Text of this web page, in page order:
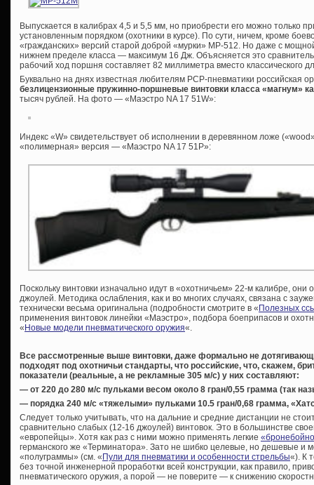
Выпускается в калибрах 4,5 и 5,5 мм, но приобрести его можно только
установленным порядком (охотники в курсе). По сути, ничем, кроме
«гражданских» версий старой доброй «мурки» МР-512. Но даже с
нижнем пределе класса — максимум 16 Дж. Объясняется это
рабочий ход поршня составляет 82 миллиметра вместо классического
Буквально на днях известная любителям PCP-пневматики российская
безлицензионные пружинно-поршневые винтовки класса «магнум»
тысяч рублей. На фото — «Маэстро NA 17 51W»:
Индекс «W» свидетельствует об исполнении в деревянном ложе
«полимерная» версия — «Маэстро NA 17 51P»:
Поскольку винтовки изначально идут в «охотничьем» 22-м калибре,
джоулей. Методика ослабления, как и во многих случаях, связана с
технически весьма оригинальна (подробности смотрите в « Полезных
применения винтовок линейки «Маэстро», подбора боеприпасов и
« Новые модели пневматического оружия«.
Все рассмотренные выше винтовки, даже формально не
подходят под охотничьи стандарты, что российские, что, скажем,
показатели (реальные, а не рекламные 305 м/с) у них составляют:
— от 220 до 280 м/с пульками весом около 8 гран/0,55 грамма (так
— порядка 240 м/с «тяжелыми» пульками 10.5 гран/0,68 грамма,
Следует только учитывать, что на дальние и средние дистанции не
сравнительно слабых (12-16 джоулей) винтовок. Это в большинстве
«европейцы». Хотя как раз с ними можно применять легкие
германского же «Терминатора». Зато не шибко целевые, но дешевые и
«полуграммы» (см. « Пули для пневматики и особенности стрельбы«). К
без точной инженерной проработки всей конструкции, как правило,
пневматического оружия, а порой — не поверите — к снижению